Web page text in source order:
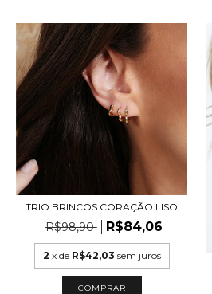
TRIO BRINCOS CORAÇÃO LISO
R$98,90 R$84,06
2 x de R$42,03 sem juros
COMPRAR